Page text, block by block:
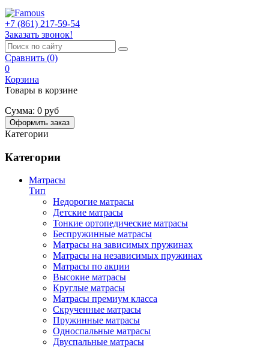
+7 (861) 217-59-54
Заказать звонок!
Сравнить (0)
0
Корзина
Товары в корзине
Сумма: 0 руб
Оформить заказ
Категории
Категории
Матрасы
Тип
Недорогие матрасы
Детские матрасы
Тонкие ортопедические матрасы
Беспружинные матрасы
Матрасы на зависимых пружинах
Матрасы на независимых пружинах
Матрасы по акции
Высокие матрасы
Круглые матрасы
Матрасы премиум класса
Скрученные матрасы
Пружинные матрасы
Односпальные матрасы
Двуспальные матрасы